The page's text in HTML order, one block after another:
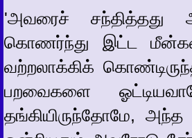
'அவரைச் சந்தித்தது
கொணர்ந்து இட்ட
வற்றலாக்கிக்
பறவைகளை
தங்கியிருந்தோமே,